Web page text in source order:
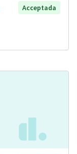
Acceptada